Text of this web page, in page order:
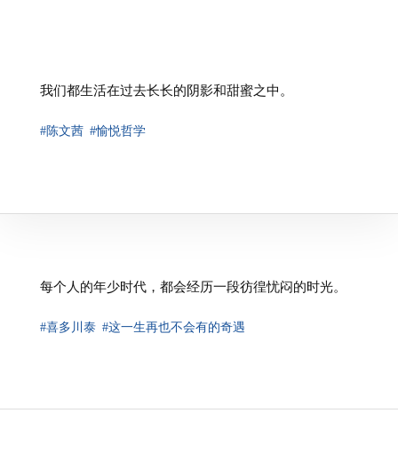
我们都生活在过去长长的阴影和甜蜜之中。
#陈文茜 #愉悦哲学
⁠每个人的年少时代，都会经历一段彷徨忧闷的时光。
#喜多川泰 #这一生再也不会有的奇遇